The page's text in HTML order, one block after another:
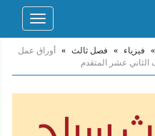
Toggle
» فيزياء » فصل ثالث »
أوراق عمل
عشر المتقدم